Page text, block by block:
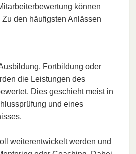
können
den häufigsten Anlässen
, Fortbildung oder
die Leistungen des
Dies geschieht meist in
und eines
weiterentwickelt werden und